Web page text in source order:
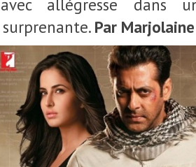
allégresse dans
Par